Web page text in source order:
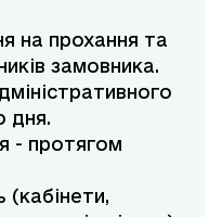
на прохання та
замовника.
дня.
- протягом
(кабінети,